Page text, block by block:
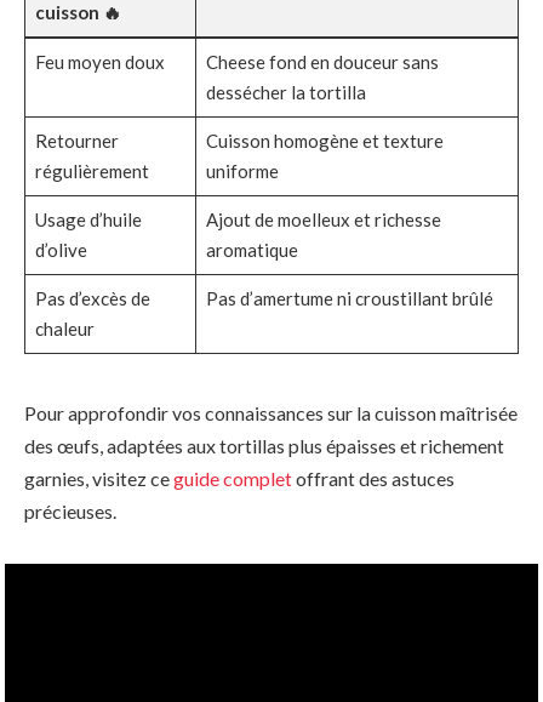
cuisson 🔥
Feu moyen doux
Cheese fond en douceur sans
dessécher la tortilla
Retourner
régulièrement
Cuisson homogène et texture
uniforme
Usage d’huile
d’olive
Ajout de moelleux et richesse
aromatique
Pas d’excès de
chaleur
Pas d’amertume ni croustillant brûlé
Pour approfondir vos connaissances sur la cuisson maîtrisée
des œufs, adaptées aux tortillas plus épaisses et richement
garnies, visitez ceguide completoffrant des astuces
précieuses.